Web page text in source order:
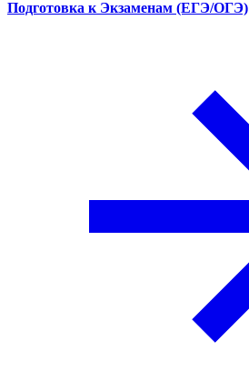
Подготовка к Экзаменам (ЕГЭ/ОГЭ)